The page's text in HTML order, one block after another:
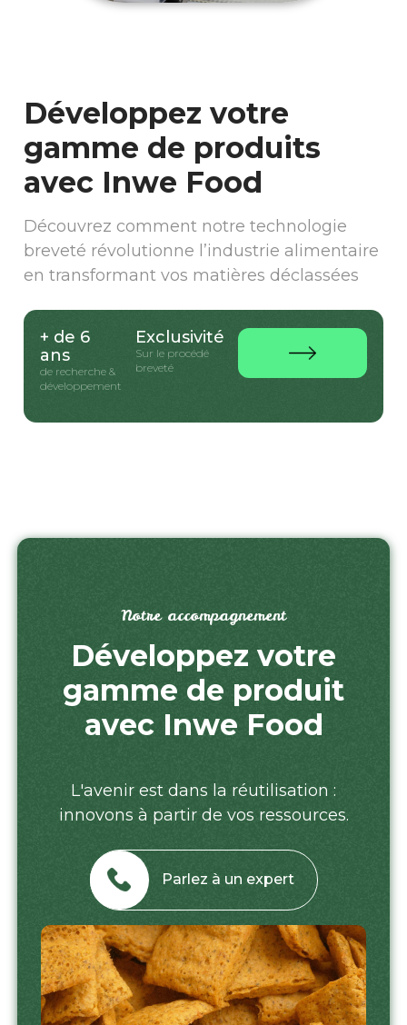
Développez votre
gamme de produits
avec Inwe Food
Découvrez comment notre technologie
breveté révolutionne l’industrie alimentaire
en transformant vos matières déclassées
+ de 6
ans
de recherche &
développement
Exclusivité
Sur le procédé
breveté
Notre accompagnement
Développez votre
gamme de produit
avec Inwe Food
L'avenir est dans la réutilisation :
innovons à partir de vos ressources.
Parlez à un expert